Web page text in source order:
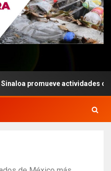
actividades culturales